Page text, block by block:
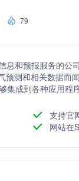
79
息和预报服务的公
预测和相关数据而
集成到各种应用
支持官
网站在